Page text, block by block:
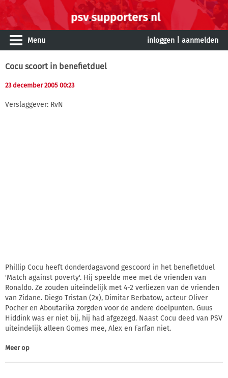
Menu inloggen aanmelden
Cocu scoort in benefietduel
23 december 2005 00:23
Verslaggever: RvN
Phillip Cocu heeft donderdagavond gescoord in het benefietduel
'Match against poverty'. Hij speelde mee met de vrienden van
Ronaldo. Ze zouden uiteindelijk met 4-2 verliezen van de vrienden
van Zidane. Diego Tristan (2x), Dimitar Berbatow, acteur Oliver
Pocher en Aboutarika zorgden voor de andere doelpunten. Guus
Hiddink was er niet bij, hij had afgezegd. Naast Cocu deed van PSV
uiteindelijk alleen Gomes mee, Alex en Farfan niet.
Meer op